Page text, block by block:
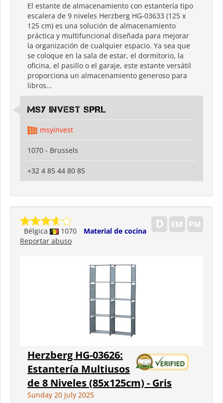
El estante de almacenamiento con estantería tipo
escalera de 9 niveles Herzberg HG-03633 (125 x
125 cm) es una solución de almacenamiento
práctica y multifuncional diseñada para mejorar
la organización de cualquier espacio. Ya sea que
se coloque en la sala de estar, el dormitorio, la
oficina, el pasillo o el garaje, este estante versátil
proporciona un almacenamiento generoso para
libros...
MSY INVEST SPRL
msyinvest
1070 - Brussels
+32 4 85 44 80 85
Bélgica 1070
Material de cocina
Reportar abuso
Herzberg HG-03626:
Estantería Multiusos
de 8 Niveles (85x125cm) - Gris
Sunday 20 July 2025